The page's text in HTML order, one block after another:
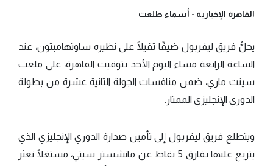
القاهرة الإخبارية - أسماء طلعت
يحلُّ فريق ليفربول ضيفًا ثقيلًا على نظيره ساوثهامبتون، عند
الساعة الرابعة مساء اليوم الأحد بتوقيت القاهرة، على ملعب
سينت ماري، ضمن منافسات الجولة الثانية عشرة من بطولة
الدوري الإنجليزي الممتاز.
ويتطلع فريق ليفربول إلى تأمين صدارة الدوري الإنجليزي الذي
يتربع عليها بفارق 5 نقاط عن مانشستر سيتي، مستغلًا تعثر